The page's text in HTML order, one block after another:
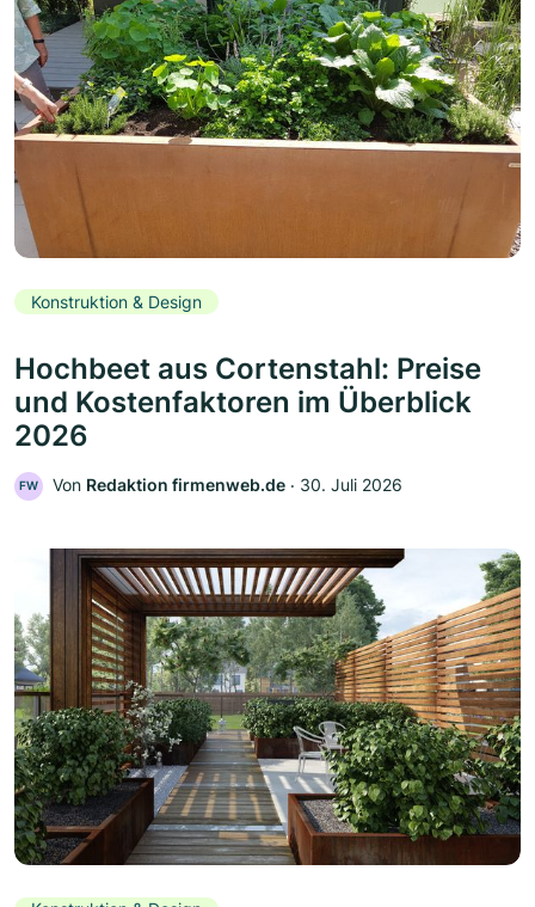
Konstruktion & Design
Hochbeet aus Cortenstahl: Preise
und Kostenfaktoren im Überblick
2026
FW Von Redaktion firmenweb.de ‧ 30. Juli 2026